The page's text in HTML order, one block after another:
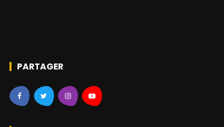
PARTAGER